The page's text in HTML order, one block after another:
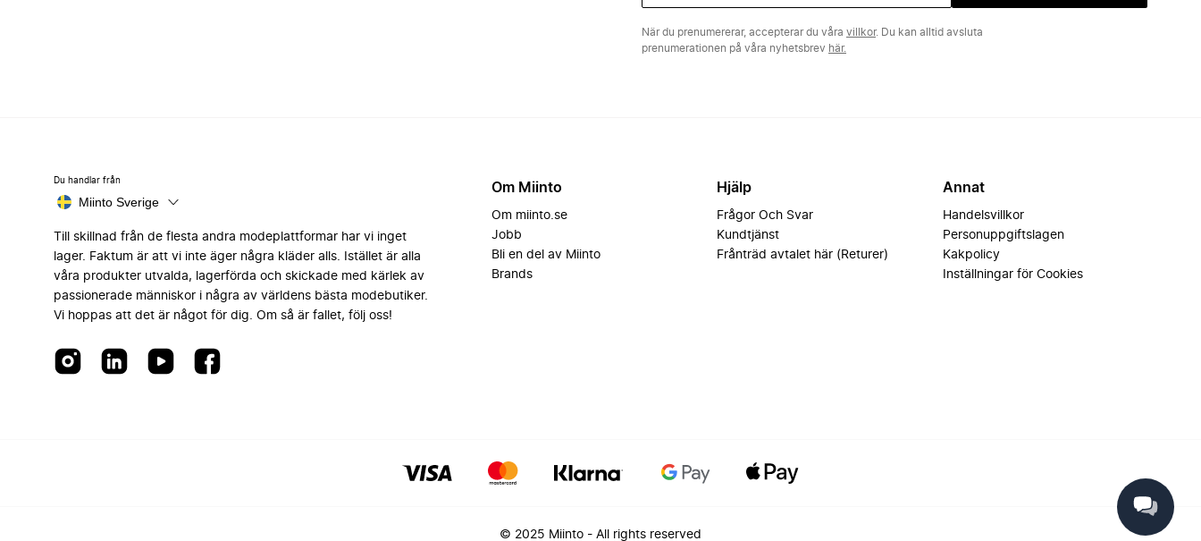
När du prenumererar, accepterar du våra villkor. Du kan alltid avsluta
prenumerationen på våra nyhetsbrev här.
Du handlar från
Miinto Sverige
Till skillnad från de flesta andra modeplattformar har vi inget
lager. Faktum är att vi inte äger några kläder alls. Istället är alla
våra produkter utvalda, lagerförda och skickade med kärlek av
passionerade människor i några av världens bästa modebutiker.
Vi hoppas att det är något för dig. Om så är fallet, följ oss!
Om Miinto
Om miinto.se
Jobb
Bli en del av Miinto
Brands
Hjälp
Frågor Och Svar
Kundtjänst
Frånträd avtalet här (Returer)
Annat
Handelsvillkor
Personuppgiftslagen
Kakpolicy
Inställningar för Cookies
© 2025 Miinto - All rights reserved